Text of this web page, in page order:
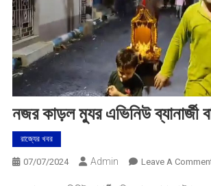
নজর কাড়ল ম্যুর এভিনিউ ব্যানার্জী
রাজ্যের খবর
07/07/2024 Admin Leave A